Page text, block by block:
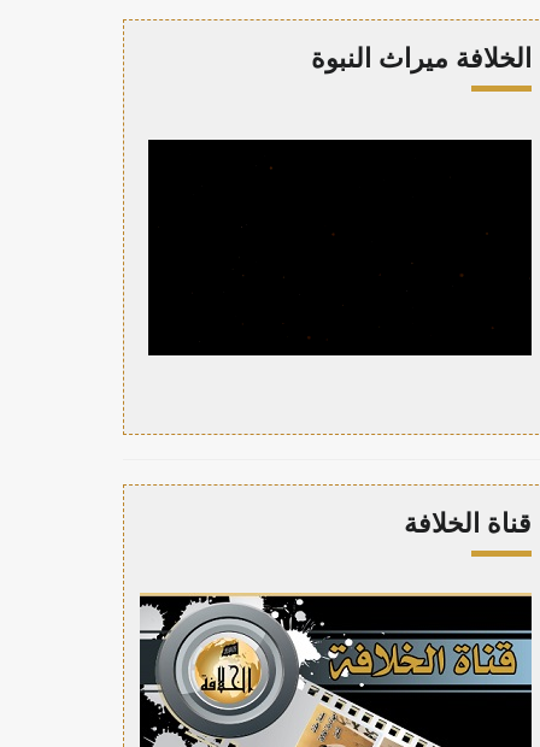
الخلافة ميراث النبوة
قناة الخلافة